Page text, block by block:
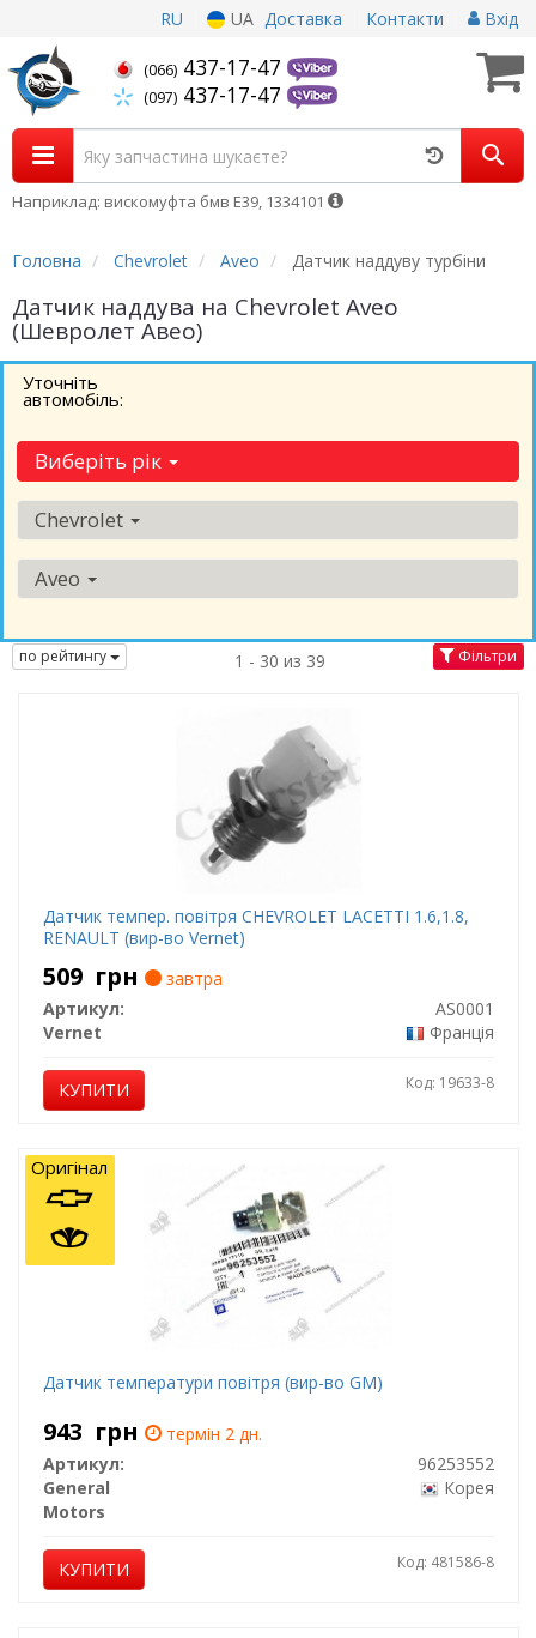
RU UA Доставка Контакти Вхід
(066) 437-17-47
(097) 437-17-47
Наприклад: вискомуфта бмв Е39, 1334101
Головна Chevrolet Aveo Датчик наддуву турбіни
Датчик наддува на Chevrolet Aveo
(Шевролет Авео)
Уточніть
автомобіль:
Виберіть рік
Chevrolet
Aveo
по рейтингу 1 - 30 из 39 Фільтри
Датчик темпер. повітря CHEVROLET LACETTI 1.6,1.8,
RENAULT (вир-во Vernet)
509 грн
завтра
Артикул:
AS0001
Vernet
Франція
КУПИТИ Код: 19633-8
Датчик температури повітря (вир-во GM)
943 грн
термін 2 дн.
Артикул:
96253552
General
Motors
Корея
КУПИТИ Код: 481586-8
Оригінал